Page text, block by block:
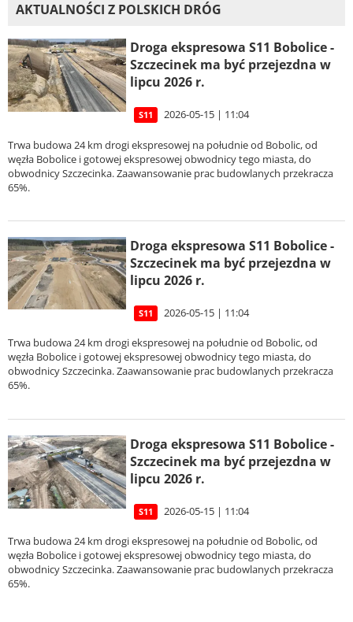
AKTUALNOŚCI Z POLSKICH DRÓG
Droga ekspresowa S11 Bobolice -
Szczecinek ma być przejezdna w
lipcu 2026 r.
S11 2026-05-15 | 11:04
Trwa budowa 24 km drogi ekspresowej na południe od Bobolic, od
węzła Bobolice i gotowej ekspresowej obwodnicy tego miasta, do
obwodnicy Szczecinka. Zaawansowanie prac budowlanych przekracza
65%.
Droga ekspresowa S11 Bobolice -
Szczecinek ma być przejezdna w
lipcu 2026 r.
S11 2026-05-15 | 11:04
Trwa budowa 24 km drogi ekspresowej na południe od Bobolic, od
węzła Bobolice i gotowej ekspresowej obwodnicy tego miasta, do
obwodnicy Szczecinka. Zaawansowanie prac budowlanych przekracza
65%.
Droga ekspresowa S11 Bobolice -
Szczecinek ma być przejezdna w
lipcu 2026 r.
S11 2026-05-15 | 11:04
Trwa budowa 24 km drogi ekspresowej na południe od Bobolic, od
węzła Bobolice i gotowej ekspresowej obwodnicy tego miasta, do
obwodnicy Szczecinka. Zaawansowanie prac budowlanych przekracza
65%.